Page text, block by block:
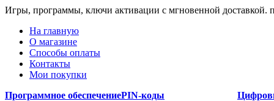
Игры, программы, ключи активации с мгновенной доставкой.
На главную
О магазине
Способы оплаты
Контакты
Мои покупки
Программное обеспечениеPIN-коды